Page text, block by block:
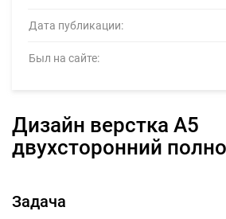
Дата публикации:
Был на сайте:
Дизайн верстка А5
двухсторонний
Задача